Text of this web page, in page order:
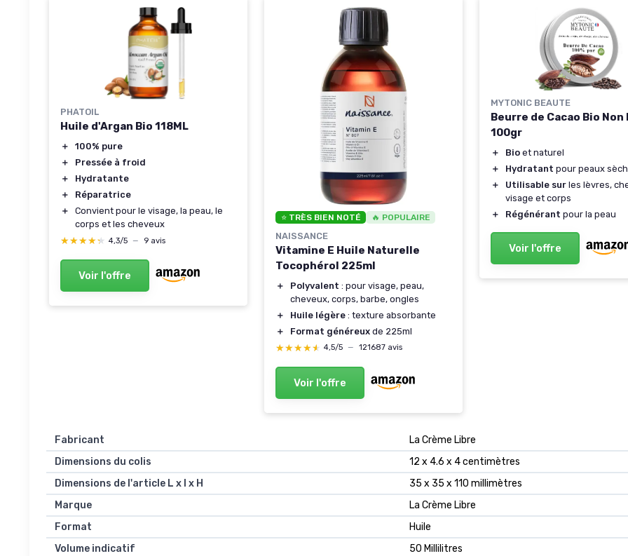
PHATOIL
Huile d'Argan Bio 118ML
＋
100% pure
＋
Pressée à froid
＋
Hydratante
＋
Réparatrice
＋
Convient pour le visage, la peau, le
corps et les cheveux
★★★★★
★★★★★ 4,3/5 — 9 avis
Voir l'offre
⭐ TRÈS BIEN NOTÉ 🔥 POPULAIRE
NAISSANCE
Vitamine E Huile Naturelle
Tocophérol 225ml
＋ Polyvalent : pour visage, peau,
cheveux, corps, barbe, ongles
＋
Huile légère : texture absorbante
＋
Format généreux de 225ml
★★★★★
★★★★★ 4,5/5 — 121687 avis
Voir l'offre
MYTONIC BEAUTE
Beurre de Cacao Bio Non
100gr
＋ Bio et naturel
＋
Hydratant pour peaux
＋
Utilisable sur les lèvres,
visage et corps
＋
Régénérant pour la peau
Voir l'offre
Fabricant
‎La Crème Libre
Dimensions du colis
‎12 x 4.6 x 4 centimètres
Dimensions de l'article L x l x H
‎35 x 35 x 110 millimètres
Marque
‎La Crème Libre
Format
‎Huile
Volume indicatif
‎50 Millilitres